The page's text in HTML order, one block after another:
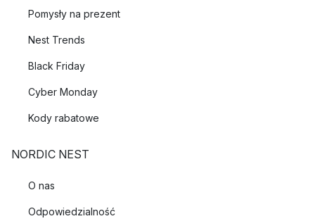
Pomysły na prezent
Nest Trends
Black Friday
Cyber Monday
Kody rabatowe
NORDIC NEST
O nas
Odpowiedzialność